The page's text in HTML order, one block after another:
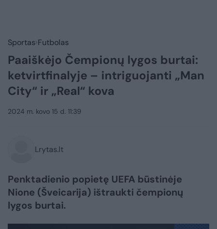
Sportas Futbolas
Paaiškėjo Čempionų lygos burtai:
ketvirtfinalyje – intriguojanti „Man
City“ ir „Real“ kova
2024 m. kovo 15 d. 11:39
Lrytas.lt
Penktadienio popietę UEFA būstinėje
Nione (Šveicarija) ištraukti čempionų
lygos burtai.